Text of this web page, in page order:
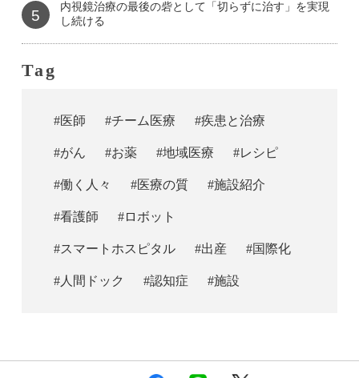
5
内視鏡治療の最後の砦として「切らずに治す」を実現
し続ける
Tag
#医師 #チーム医療 #疾患と治療
#がん #お薬 #地域医療 #レシピ
#働く人々 #医療の質 #施設紹介
#看護師 #ロボット
#スマートホスピタル #出産 #国際化
#人間ドック #認知症 #施設